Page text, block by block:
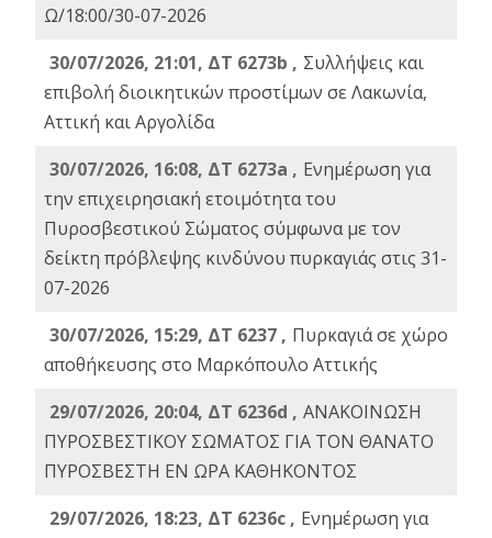
Ω/18:00/30-07-2026
30/07/2026, 21:01, ΔΤ 6273b , Συλλήψεις και
επιβολή διοικητικών προστίμων σε Λακωνία,
Αττική και Αργολίδα
30/07/2026, 16:08, ΔΤ 6273a , Ενημέρωση για
την επιχειρησιακή ετοιμότητα του
Πυροσβεστικού Σώματος σύμφωνα με τον
δείκτη πρόβλεψης κινδύνου πυρκαγιάς στις 31-
07-2026
30/07/2026, 15:29, ΔΤ 6237 , Πυρκαγιά σε χώρο
αποθήκευσης στο Μαρκόπουλο Αττικής
29/07/2026, 20:04, ΔΤ 6236d , ΑΝΑΚΟΙΝΩΣΗ
ΠΥΡΟΣΒΕΣΤΙΚΟΥ ΣΩΜΑΤΟΣ ΓΙΑ ΤΟΝ ΘΑΝΑΤΟ
ΠΥΡΟΣΒΕΣΤΗ ΕΝ ΩΡΑ ΚΑΘΗΚΟΝΤΟΣ
29/07/2026, 18:23, ΔΤ 6236c , Ενημέρωση για